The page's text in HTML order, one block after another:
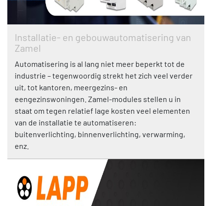
Installatie- en gebouwautomatisering van
Zamel
Automatisering is al lang niet meer beperkt tot de
industrie – tegenwoordig strekt het zich veel verder
uit, tot kantoren, meergezins- en
eengezinswoningen. Zamel-modules stellen u in
staat om tegen relatief lage kosten veel elementen
van de installatie te automatiseren:
buitenverlichting, binnenverlichting, verwarming,
enz.